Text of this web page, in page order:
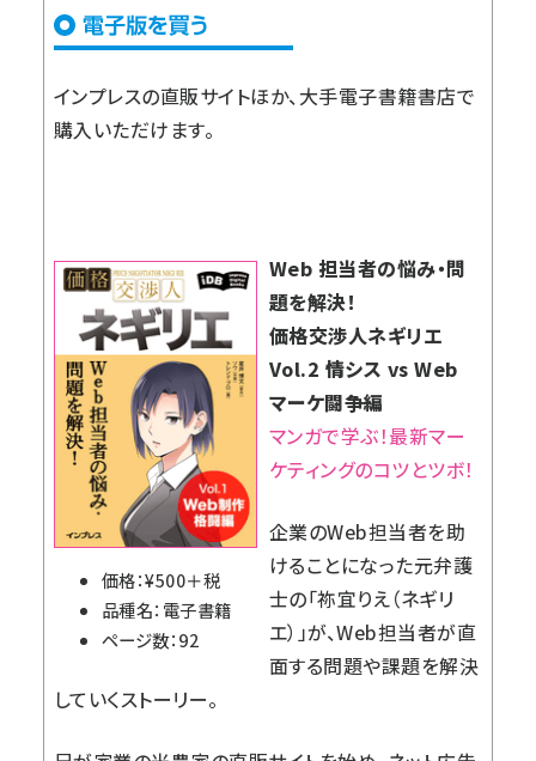
インプレスの直販サイトほか、大手電子書籍書店で
購入いただけます。
価格：¥500＋税
品種名：電子書籍
ページ数：92
Web 担当者の悩み・問
題を解決！
価格交渉人ネギリエ
Vol.2 情シス vs Web
マーケ闘争編
マンガで学ぶ！最新マー
ケティングのコツとツボ！
企業のWeb担当者を助
けることになった元弁護
士の「祢宜りえ（ネギリ
エ）」が、Web担当者が直
面する問題や課題を解決
していくストーリー。